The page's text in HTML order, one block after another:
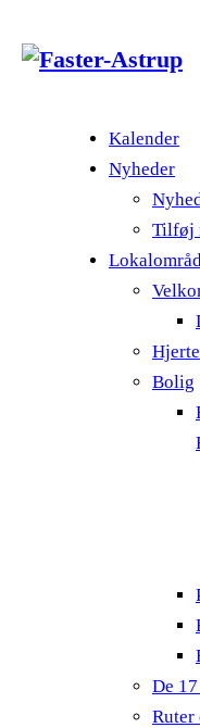
Kalender
Nyheder
Tilføj
Bolig
De
Ruter